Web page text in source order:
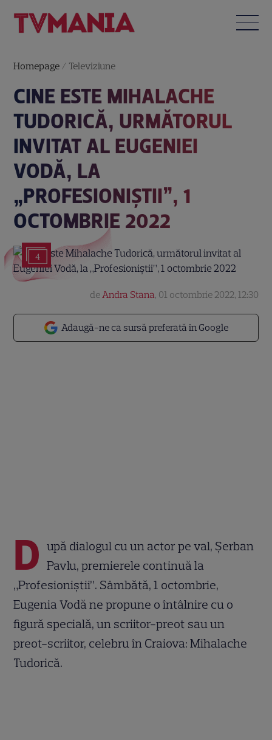
Homepage / Televiziune
CINE ESTE MIHALACHE
TUDORICĂ, URMĂTORUL
INVITAT AL EUGENIEI
VODĂ, LA
„PROFESIONIŞTII”, 1
OCTOMBRIE 2022
4
Adaugă-ne ca sursă preferată în Google
de Andra Stana, 01 octombrie 2022, 12:30
D upă dialogul cu un actor pe val, Şerban
Pavlu, premierele continuă la
„Profesioniştii”. Sâmbătă, 1 octombrie,
Eugenia Vodă ne propune o întâlnire cu o
figură specială, un scriitor-preot sau un
preot-scriitor, celebru în Craiova: Mihalache
Tudorică.